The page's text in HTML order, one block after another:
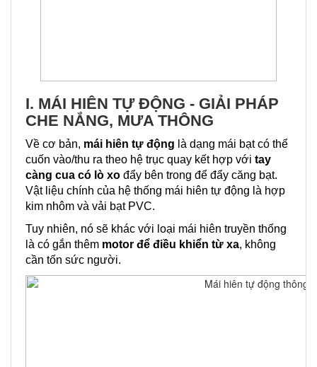
I. MÁI HIÊN TỰ ĐỘNG - GIẢI PHÁP
CHE NẮNG, MƯA THÔNG
Về cơ bản, mái hiên tự động là dạng mái bạt có thể
cuốn vào/thu ra theo hệ trục quay kết hợp với tay
càng cua có lò xo đẩy bên trong để đẩy căng bạt.
Vật liệu chính của hệ thống mái hiên tự động là hợp
kim nhôm và vải bạt PVC.
Tuy nhiên, nó sẽ khác với loại mái hiên truyền thống
là có gắn thêm motor để điều khiển từ xa, không
cần tốn sức người.